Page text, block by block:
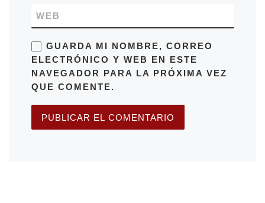
WEB
GUARDA MI NOMBRE, CORREO
ELECTRÓNICO Y WEB EN ESTE
NAVEGADOR PARA LA PRÓXIMA VEZ
QUE COMENTE.